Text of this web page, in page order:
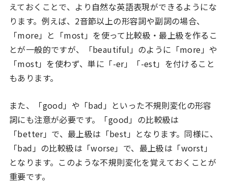
えておくことで、より自然な英語表現ができるようにな
ります。例えば、2音節以上の形容詞や副詞の場合、
「more」と「most」を使って比較級・最上級を作るこ
とが一般的ですが、「beautiful」のように「more」や
「most」を使わず、単に「-er」「-est」を付けること
もあります。
また、「good」や「bad」といった不規則変化の形容
詞にも注意が必要です。「good」の比較級は
「better」で、最上級は「best」となります。同様に、
「bad」の比較級は「worse」で、最上級は「worst」
となります。このような不規則変化を覚えておくことが
重要です。